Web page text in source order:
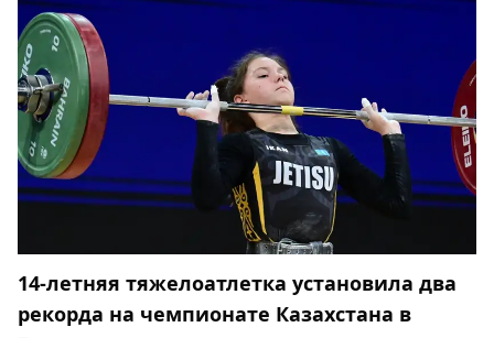
14-летняя тяжелоатлетка установила два
рекорда на чемпионате Казахстана в